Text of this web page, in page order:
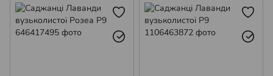
Саджанці Пухироплідника Саджанці Бузини
Саджанці Форзиції Саджанці Мигдалю Декоративного